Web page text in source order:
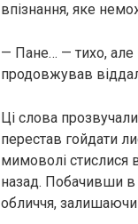
впізнання, яке
— Пане… — тихо, але
продовжував
Ці слова
перестав гойдати
мимоволі стислися
назад. Побачивши в
обличчя, залишаючи